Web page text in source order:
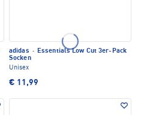
adidas · Essentials Low Cut 3er-Pack
Socken
Unisex
€ 11,99